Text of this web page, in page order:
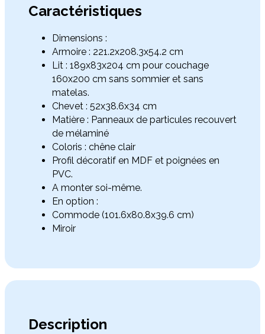
Caractéristiques
Dimensions :
Armoire : 221.2x208.3x54.2 cm
Lit : 189x83x204 cm pour couchage
160x200 cm sans sommier et sans
matelas.
Chevet : 52x38.6x34 cm
Matière : Panneaux de particules recouvert
de mélaminé
Coloris : chêne clair
Profil décoratif en MDF et poignées en
PVC.
A monter soi-même.
En option :
Commode (101.6x80.8x39.6 cm)
Miroir
Description